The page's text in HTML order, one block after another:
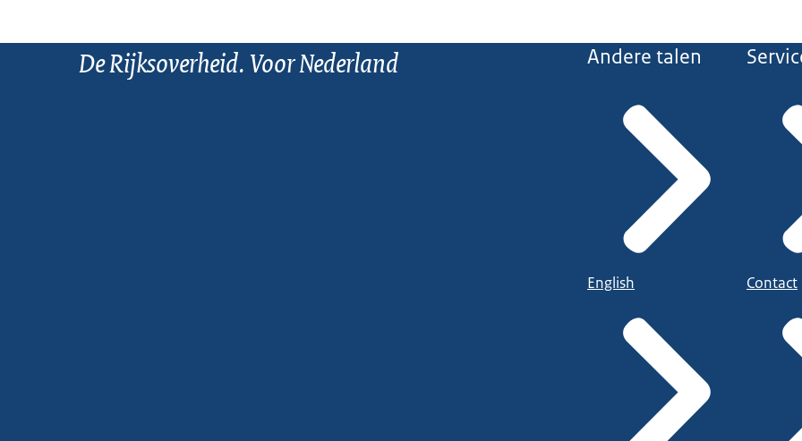
De Rijksoverheid. Voor Nederland Andere talen
English Contact